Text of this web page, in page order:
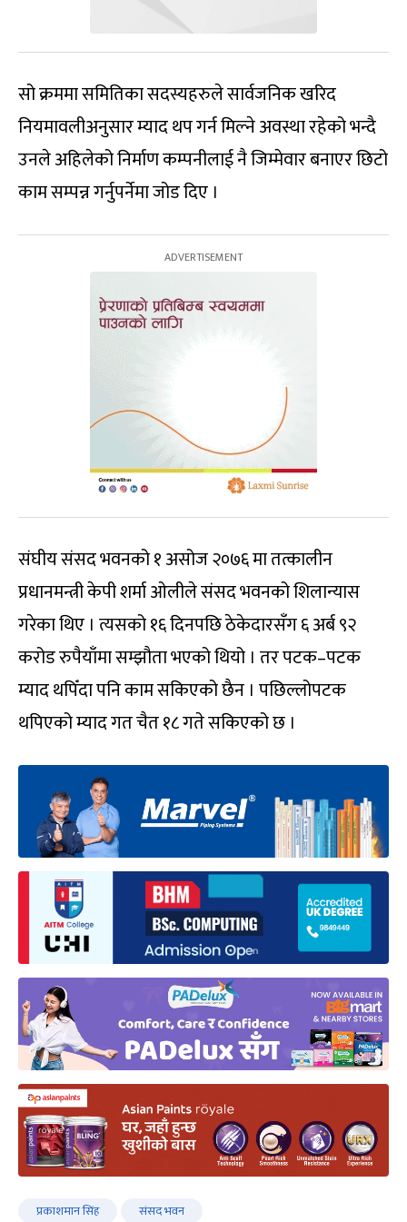
सो क्रममा समितिका सदस्यहरुले सार्वजनिक खरिद
नियमावलीअनुसार म्याद थप गर्न मिल्ने अवस्था रहेको भन्दै
उनले अहिलेको निर्माण कम्पनीलाई नै जिम्मेवार बनाएर छिटो
काम सम्पन्न गर्नुपर्नेमा जोड दिए ।
संघीय संसद भवनको १ असोज २०७६ मा तत्कालीन
प्रधानमन्त्री केपी शर्मा ओलीले संसद भवनको शिलान्यास
गरेका थिए । त्यसको १६ दिनपछि ठेकेदारसँग ६ अर्ब ९२
करोड रुपैयाँमा सम्झौता भएको थियो । तर पटक–पटक
म्याद थपिँदा पनि काम सकिएको छैन । पछिल्लोपटक
थपिएको म्याद गत चैत १८ गते सकिएको छ ।
प्रकाशमान सिंह संसद भवन